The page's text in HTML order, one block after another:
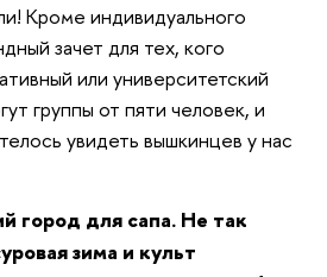
Кроме индивидуального
зачет для тех, кого
или университетский
группы от пяти человек, и
увидеть вышкинцев у нас
город для сапа. Не так
зима и культ